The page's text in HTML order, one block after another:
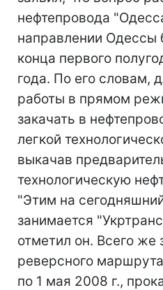
нефтепровода
направлении Одессы
конца первого
года. По его словам,
работы в прямом
закачать в
легкой
выкачав
технологическую
"Этим на
занимается
отметил он. Всего же
реверсного
по 1 мая 2008 г.,